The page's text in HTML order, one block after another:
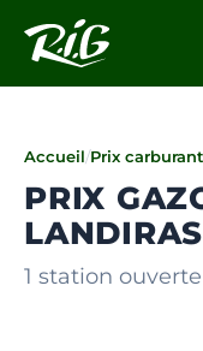
Accueil/Prix
PRIX
LANDIRAS
1 station